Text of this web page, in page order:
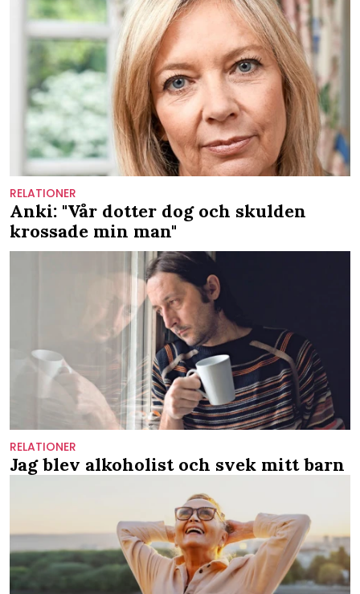
RELATIONER
Anki: "Vår dotter dog och skulden
krossade min man"
RELATIONER
Jag blev alkoholist och svek mitt barn